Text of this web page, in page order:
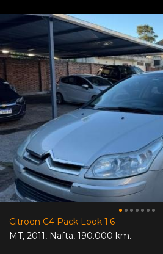
Citroen C4 Pack Look 1.6
MT, 2011, Nafta, 190.000 km.